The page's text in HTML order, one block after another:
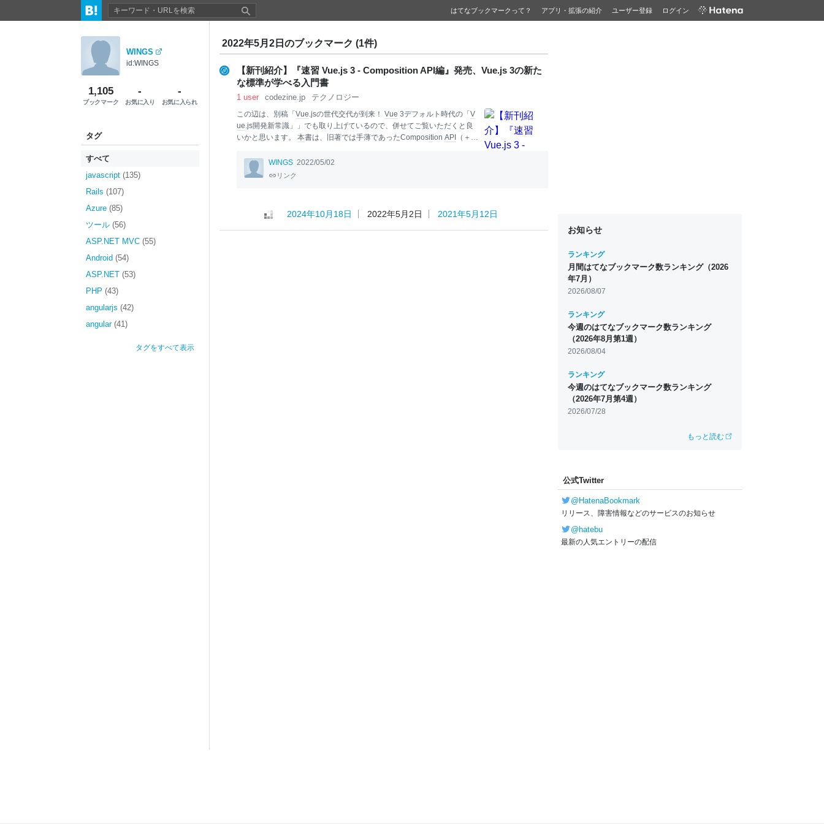
はてなブックマークって？ アプリ・拡張の紹介 ユーザー登録 ログイン
WINGS
id:WINGS
1,105
ブックマーク
-
お気に入り
-
お気に入られ
タグ
すべて
javascript (135)
Rails (107)
Azure (85)
ツール (56)
ASP.NET MVC (55)
Android (54)
ASP.NET (53)
PHP (43)
angularjs (42)
angular (41)
タグをすべて表示
2022年5月2日のブックマーク (1件)
【新刊紹介】『速習 Vue.js 3 - Composition API編』発売、Vue.js 3の新た
な標準が学べる入門書
1 user codezine.jp テクノロジー
この辺は、別稿「 Vue.jsの世代交代が到来！ Vue 3デフォルト時代の「 V
ue.js開発新常識」」でも取り上げているので、併せてご覧いただくと良
いかと思います。 本書は、旧著では手薄であったComposition API
（＋s
です。 とは言え、あくまで「速習」シリーズ。
人でも、短時間でフレームワークプログラミングに馴染めるよう、「こ
は、同著者の「JavaScript逆引きレシピ 第2版」（翔泳社）も併せて参照
してください。 ということで、本書が、皆さんがVue.j
WINGS 2022/05/02
リンク
2024年10月18日 2022年5月2日
2021年5月12日
お知らせ
ランキング
月間はてなブックマーク数ランキング（2026
年7月）
2026/08/07
ランキング
今週のはてなブックマーク数ランキング
（2026年8月第1週）
2026/08/04
ランキング
今週のはてなブックマーク数ランキング
（2026年7月第4週）
2026/07/28
もっと読む
公式Twitter
@HatenaBookmark
リリース、障害情報などのサービスのお知らせ
@hatebu
最新の人気エントリーの配信